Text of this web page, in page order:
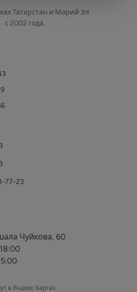
Татарстан и Марий Эл
с 2002 года.
77-23
Чуйкова, 60
в Яндекс Картах